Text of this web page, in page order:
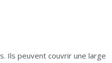
Ils peuvent couvrir une large